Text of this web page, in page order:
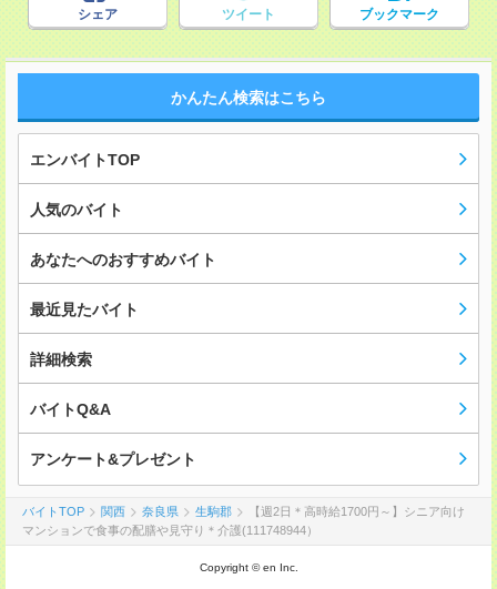
シェア ツイート ブックマーク
かんたん検索はこちら
エンバイトTOP
人気のバイト
あなたへのおすすめバイト
最近見たバイト
詳細検索
バイトQ&A
アンケート&プレゼント
バイトTOP 関西 奈良県 生駒郡
【週2日＊高時給1700円～】シニア向け
マンションで食事の配膳や見守り＊介護(111748944）
Copyright © en Inc.